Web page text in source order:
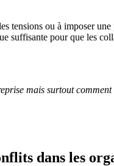
tensions ou à imposer
suffisante pour que les
mais surtout
dans les